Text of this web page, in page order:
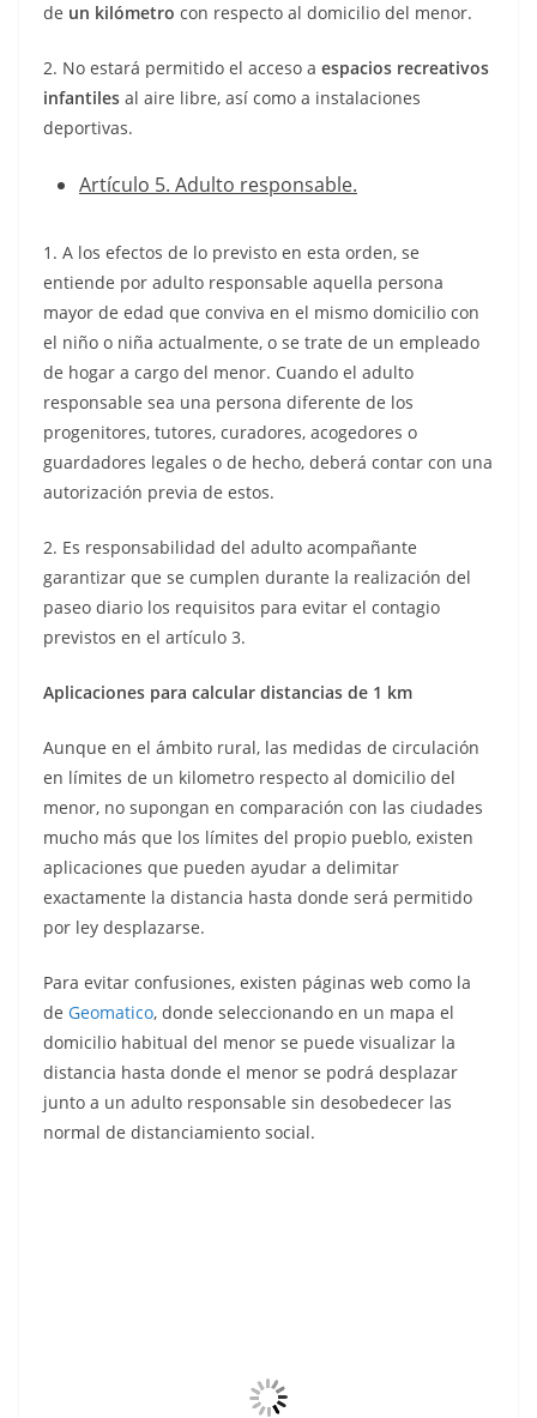
de un kilómetro con respecto al domicilio del menor.
2. No estará permitido el acceso a espacios recreativos
infantiles al aire libre, así como a instalaciones
deportivas.
Artículo 5. Adulto responsable.
1. A los efectos de lo previsto en esta orden, se
entiende por adulto responsable aquella persona
mayor de edad que conviva en el mismo domicilio con
el niño o niña actualmente, o se trate de un empleado
de hogar a cargo del menor. Cuando el adulto
responsable sea una persona diferente de los
progenitores, tutores, curadores, acogedores o
guardadores legales o de hecho, deberá contar con una
autorización previa de estos.
2. Es responsabilidad del adulto acompañante
garantizar que se cumplen durante la realización del
paseo diario los requisitos para evitar el contagio
previstos en el artículo 3.
Aplicaciones para calcular distancias de 1 km
Aunque en el ámbito rural, las medidas de circulación
en límites de un kilometro respecto al domicilio del
menor, no supongan en comparación con las ciudades
mucho más que los límites del propio pueblo, existen
aplicaciones que pueden ayudar a delimitar
exactamente la distancia hasta donde será permitido
por ley desplazarse.
Para evitar confusiones, existen páginas web como la
de Geomatico, donde seleccionando en un mapa el
domicilio habitual del menor se puede visualizar la
distancia hasta donde el menor se podrá desplazar
junto a un adulto responsable sin desobedecer las
normal de distanciamiento social.